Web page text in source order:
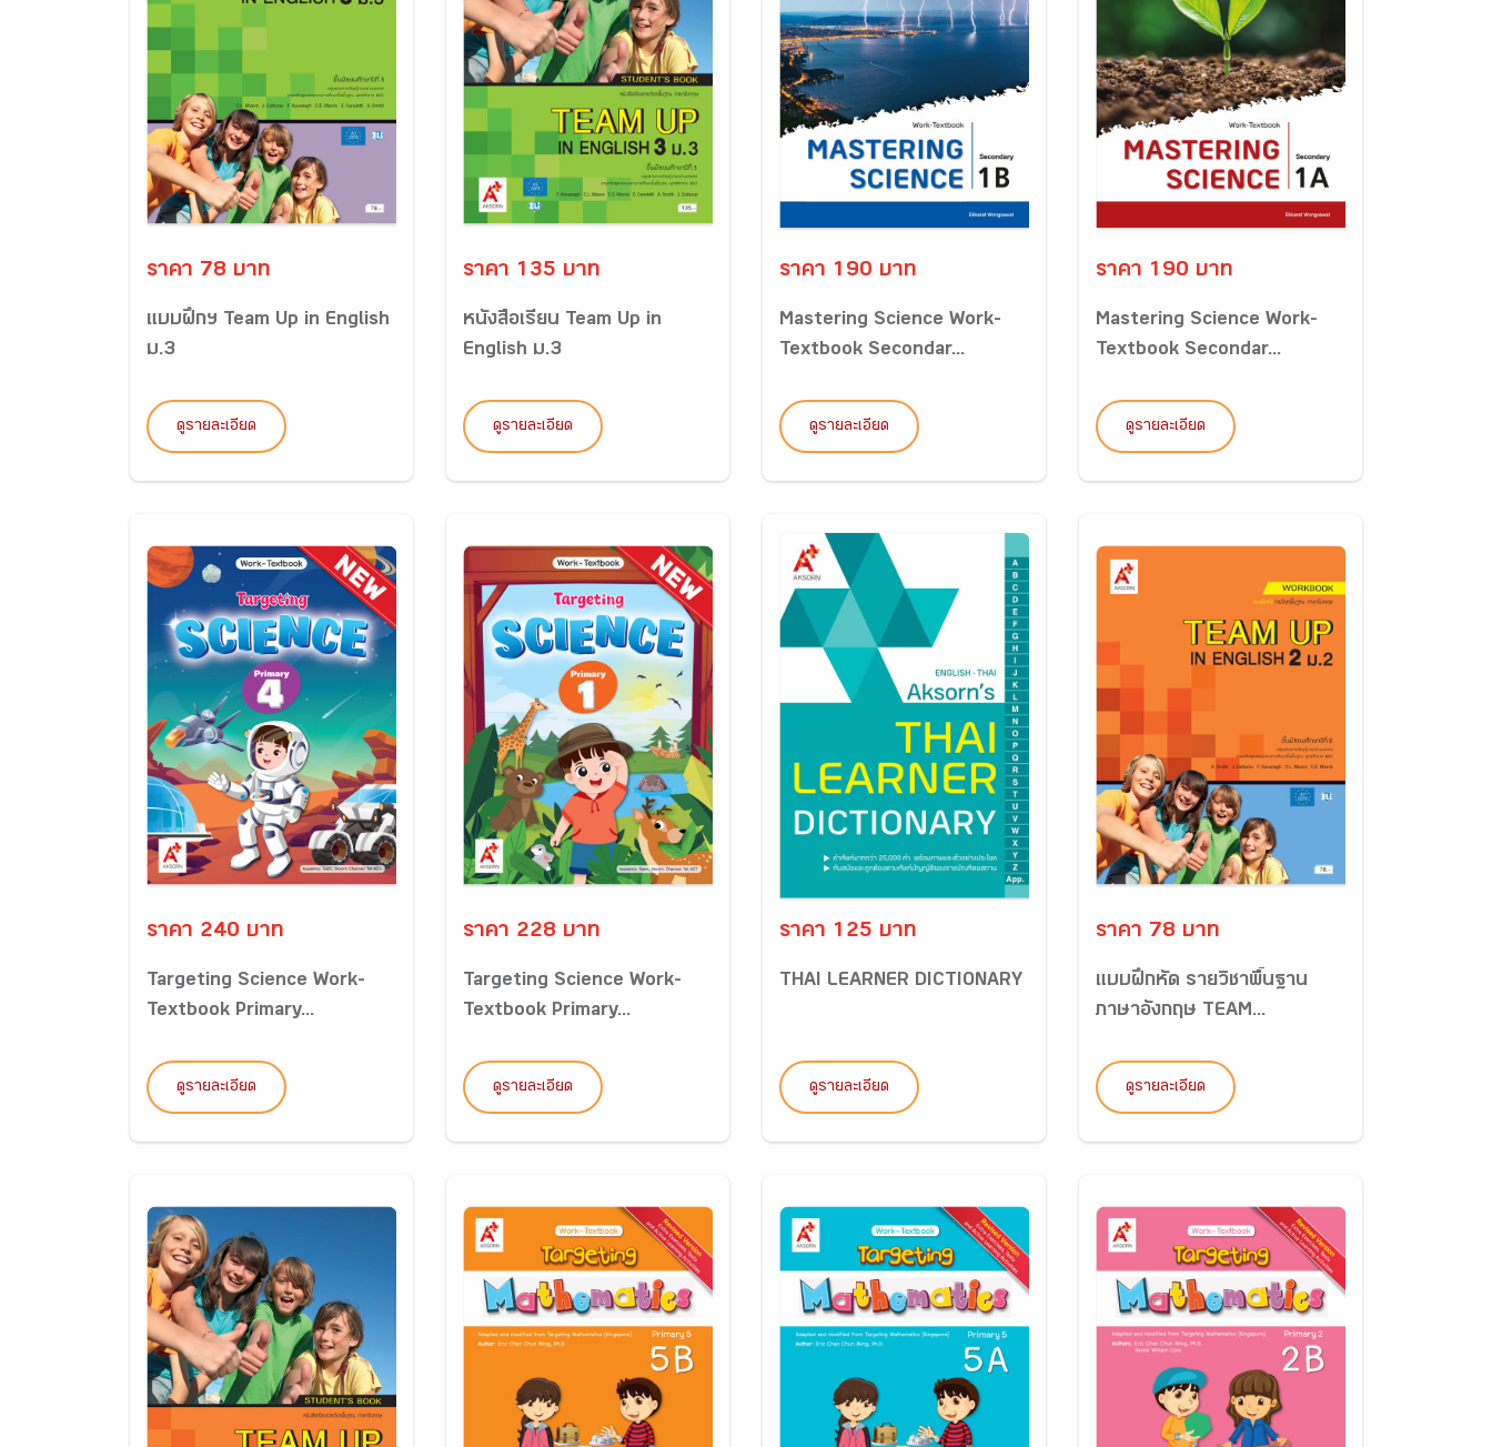
ราคา 78 บาท
แบบฝึกฯ Team Up in English
ม.3
ดูรายละเอียด
ราคา 135 บาท
หนังสือเรียน Team Up in
English ม.3
ดูรายละเอียด
ราคา 190 บาท
Mastering Science Work-
Textbook Secondar...
ดูรายละเอียด
ราคา 190 บาท
Mastering Science Work-
Textbook Secondar...
ดูรายละเอียด
ราคา 240 บาท
Targeting Science Work-
Textbook Primary...
ดูรายละเอียด
ราคา 228 บาท
Targeting Science Work-
Textbook Primary...
ดูรายละเอียด
ราคา 125 บาท
THAI LEARNER DICTIONARY
ดูรายละเอียด
ราคา 78 บาท
แบบฝึกหัด รายวิชาพื้นฐาน
ภาษาอังกฤษ TEAM...
ดูรายละเอียด